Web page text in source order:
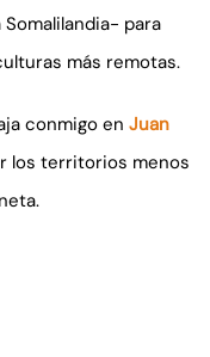
para
más remotas.
conmigo en Juan
los territorios menos